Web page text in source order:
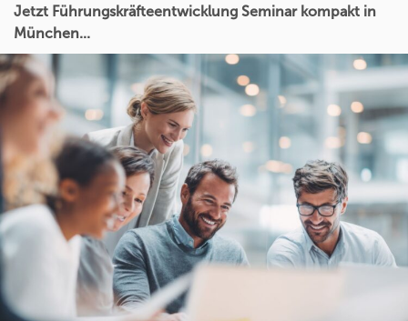
Jetzt Führungskräfteentwicklung Seminar kompakt in
München...